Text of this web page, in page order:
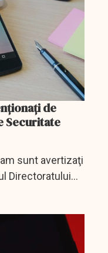
de
Securitate
sunt avertizaţi
Directoratului
(DNSC)